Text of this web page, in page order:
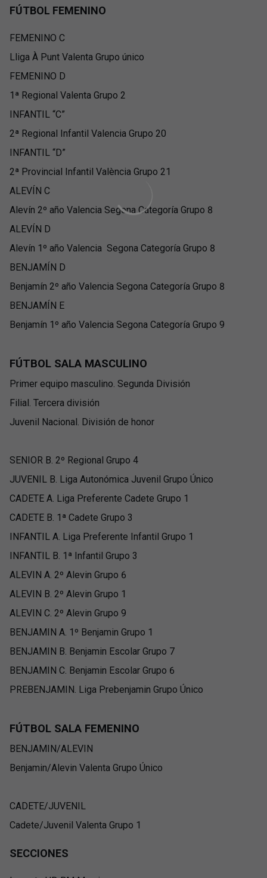
FÚTBOL FEMENINO
FEMENINO C
Lliga À Punt Valenta Grupo único
FEMENINO D
1ª Regional Valenta Grupo 2
INFANTIL “C”
2ª Regional Infantil Valencia Grupo 20
INFANTIL “D”
2ª Provincial Infantil València Grupo 21
ALEVÍN C
Alevín 2º año Valencia Segona Categoría Grupo 8
ALEVÍN D
Alevín 1º año Valencia Segona Categoría Grupo 8
BENJAMÍN D
Benjamín 2º año Valencia Segona Categoría Grupo 8
BENJAMÍN E
Benjamín 1º año Valencia Segona Categoría Grupo 9
FÚTBOL SALA MASCULINO
Primer equipo masculino. Segunda División
Filial. Tercera división
Juvenil Nacional. División de honor
SENIOR B. 2º Regional Grupo 4
JUVENIL B. Liga Autonómica Juvenil Grupo Único
CADETE A. Liga Preferente Cadete Grupo 1
CADETE B. 1ª Cadete Grupo 3
INFANTIL A. Liga Preferente Infantil Grupo 1
INFANTIL B. 1ª Infantil Grupo 3
ALEVIN A. 2º Alevin Grupo 6
ALEVIN B. 2º Alevin Grupo 1
ALEVIN C. 2º Alevin Grupo 9
BENJAMIN A. 1º Benjamin Grupo 1
BENJAMIN B. Benjamin Escolar Grupo 7
BENJAMIN C. Benjamin Escolar Grupo 6
PREBENJAMIN. Liga Prebenjamin Grupo Único
FÚTBOL SALA FEMENINO
BENJAMIN/ALEVIN
Benjamin/Alevin Valenta Grupo Único
CADETE/JUVENIL
Cadete/Juvenil Valenta Grupo 1
SECCIONES